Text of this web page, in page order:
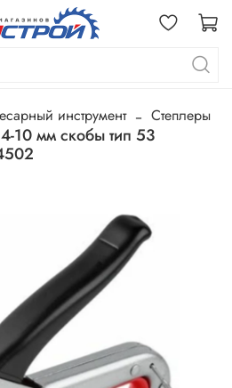
инструмент Степлеры
10 мм скобы тип 53